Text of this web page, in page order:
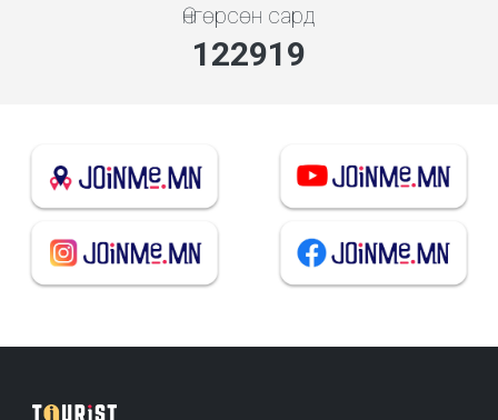
Өнгөрсөн сард
137102